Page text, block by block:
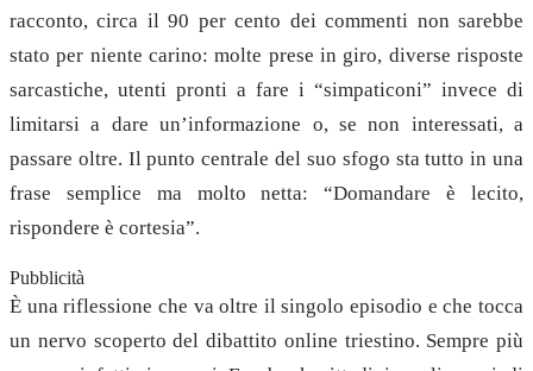
racconto, circa il 90 per cento dei commenti non sarebbe
stato per niente carino: molte prese in giro, diverse risposte
sarcastiche, utenti pronti a fare i “simpaticoni” invece di
limitarsi a dare un’informazione o, se non interessati, a
passare oltre. Il punto centrale del suo sfogo sta tutto in una
frase semplice ma molto netta: “Domandare è lecito,
rispondere è cortesia”.
Pubblicità
È una riflessione che va oltre il singolo episodio e che tocca
un nervo scoperto del dibattito online triestino. Sempre più